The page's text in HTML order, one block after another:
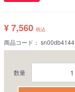
¥ 7,560 税込
商品コード： sn00db4144
数量